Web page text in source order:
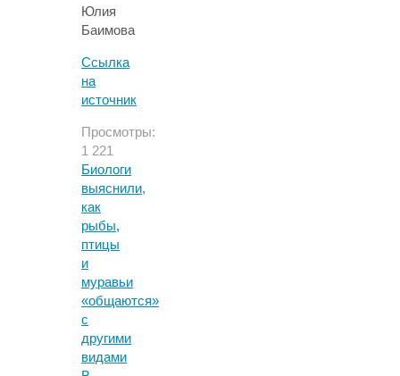
Юлия
Баимова
Ссылка
на
источник
Просмотры:
1 221
Биологи
выяснили,
как
рыбы,
птицы
и
муравьи
«общаются»
с
другими
видами